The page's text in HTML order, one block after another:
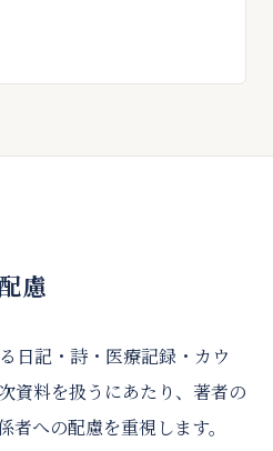
慮
日記・詩・医療記録・カウ
資料を扱うにあたり、著者の
への配慮を重視します。